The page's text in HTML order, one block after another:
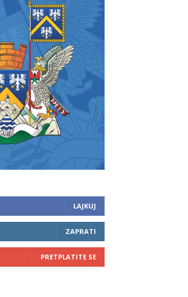
LAJKUJ
ZAPRATI
PRETPLATITE SE